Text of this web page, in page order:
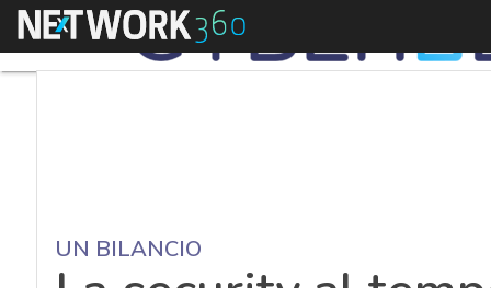
Menu
UN BILANCIO